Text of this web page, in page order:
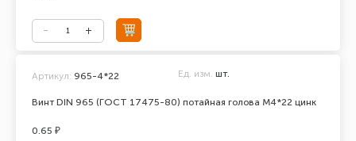
Винт DIN 965 (ГОСТ 17475-80) потайная голова М4*22 цинк
Артикул: 965-4*22 Ед. изм. шт.
0.65 ₽